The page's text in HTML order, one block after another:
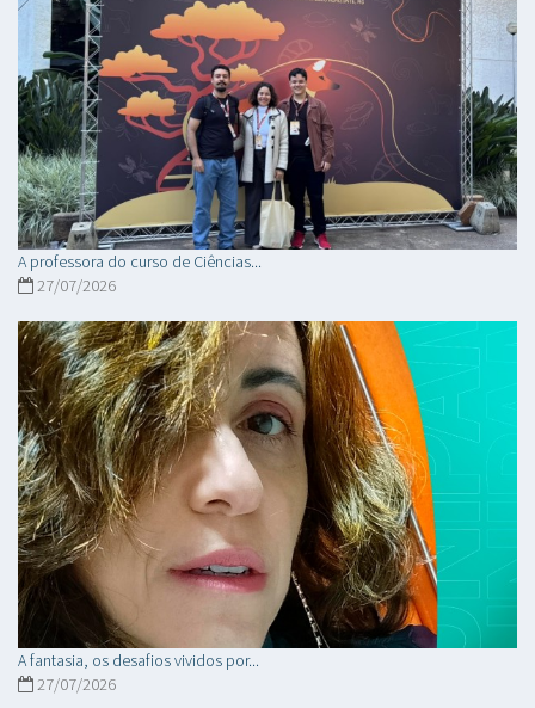
A professora do curso de Ciências...
27/07/2026
A fantasia, os desafios vividos por...
27/07/2026